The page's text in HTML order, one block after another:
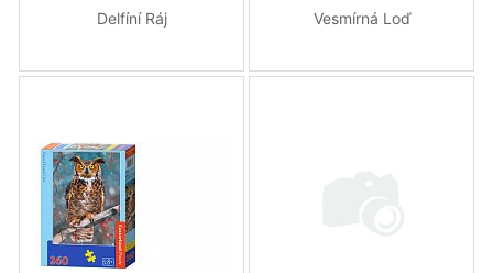
Delfíní Ráj Vesmírná Loď